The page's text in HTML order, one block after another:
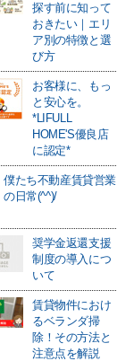
探す前に知って
おきたい｜エリ
ア別の特徴と選
び方
お客様に、もっ
と安心を。
*LIFULL
HOME'S優良店
に認定*
僕たち不動産賃貸営業
の日常(^^)/
奨学金返還支援
制度の導入につ
いて
賃貸物件におけ
るベランダ掃
除！その方法と
注意点を解説